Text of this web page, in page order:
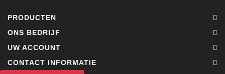
PRODUCTEN
ONS BEDRIJF
UW ACCOUNT
CONTACT INFORMATIE